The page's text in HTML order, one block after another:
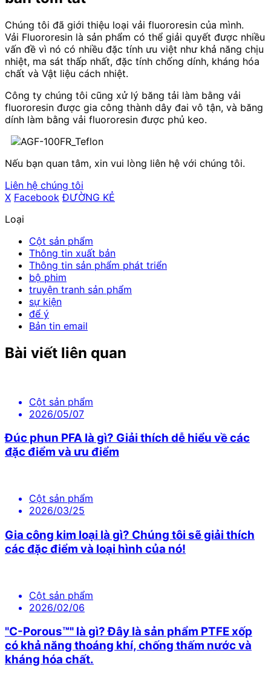
Chúng tôi đã giới thiệu loại vải fluororesin của mình.
Vải Fluororesin là sản phẩm có thể giải quyết được nhiều
vấn đề vì nó có nhiều đặc tính ưu việt như khả năng chịu
nhiệt, ma sát thấp nhất, đặc tính chống dính, kháng hóa
chất và Vật liệu cách nhiệt.
Công ty chúng tôi cũng xử lý băng tải làm bằng vải
fluororesin được gia công thành dây đai vô tận, và băng
dính làm bằng vải fluororesin được phủ keo.
Nếu bạn quan tâm, xin vui lòng liên hệ với chúng tôi.
Liên hệ chúng tôi
X Facebook ​ ​ĐƯỜNG KẺ
Loại
Cột sản phẩm
Thông tin xuất bản
Thông tin sản phẩm phát triển
bộ phim
truyện tranh sản phẩm
sự kiện
để ý
Bản tin email
Bài viết liên quan
Cột sản phẩm
2026/05/07
Đúc phun PFA là gì? Giải thích dễ hiểu về các
đặc điểm và ưu điểm
Cột sản phẩm
2026/03/25
Gia công kim loại là gì? Chúng tôi sẽ giải thích
các đặc điểm và loại hình của nó!
Cột sản phẩm
2026/02/06
"C-Porous™" là gì? Đây là sản phẩm PTFE xốp
có khả năng thoáng khí, chống thấm nước và
kháng hóa chất.